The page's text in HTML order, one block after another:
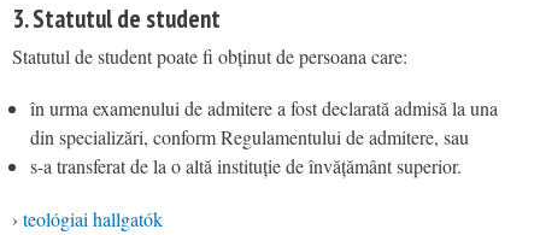
3. Statutul de student
Statutul de student poate fi obținut de persoana care:
în urma examenului de admitere a fost declarată admisă la una
din specializări, conform Regulamentului de admitere, sau
s-a transferat de la o altă instituție de învățământ superior.
› teológiai hallgatók